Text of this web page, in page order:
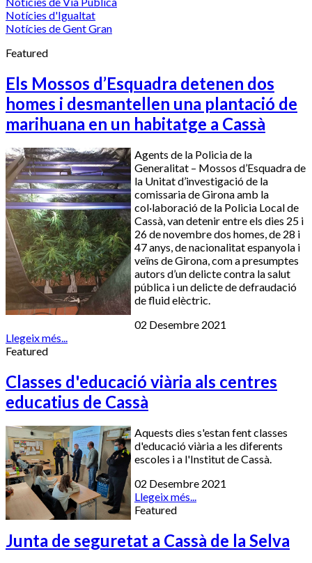
Notícies d'Igualtat
Notícies de Gent Gran
Featured
Els Mossos d’Esquadra detenen dos
homes i desmantellen una plantació de
marihuana en un habitatge a Cassà
Agents de la Policia de la
Generalitat – Mossos d’Esquadra de
la Unitat d’investigació de la
comissaria de Girona amb la
col·laboració de la Policia Local de
Cassà, van detenir entre els dies 25 i
26 de novembre dos homes, de 28 i
47 anys, de nacionalitat espanyola i
veïns de Girona, com a presumptes
autors d’un delicte contra la salut
pública i un delicte de defraudació
de fluid elèctric.
02 Desembre 2021
Llegeix més...
Featured
Classes d'educació viària als centres
educatius de Cassà
Aquests dies s'estan fent classes
d'educació viària a les diferents
escoles i a l'Institut de Cassà.
02 Desembre 2021
Llegeix més...
Featured
Junta de seguretat a Cassà de la Selva